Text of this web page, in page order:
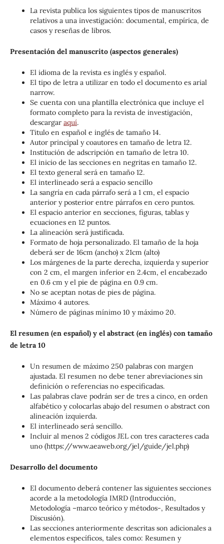
La revista publica los siguientes tipos de manuscritos
relativos a una investigación: documental, empírica, de
casos y reseñas de libros.
Presentación del manuscrito (aspectos generales)
El idioma de la revista es inglés y español.
El tipo de letra a utilizar en todo el documento es arial
narrow.
Se cuenta con una plantilla electrónica que incluye el
formato completo para la revista de investigación,
descargar aquí.
Titulo en español e inglés de tamaño 14.
Autor principal y coautores en tamaño de letra 12.
Institución de adscripción en tamaño de letra 10.
El inicio de las secciones en negritas en tamaño 12.
El texto general será en tamaño 12.
El interlineado será a espacio sencillo
La sangría en cada párrafo será a 1 cm, el espacio
anterior y posterior entre párrafos en cero puntos.
El espacio anterior en secciones, figuras, tablas y
ecuaciones en 12 puntos.
La alineación será justificada.
Formato de hoja personalizado. El tamaño de la hoja
deberá ser de 16cm (ancho) x 21cm (alto)
Los márgenes de la parte derecha, izquierda y superior
con 2 cm, el margen inferior en 2.4cm, el encabezado
en 0.6 cm y el pie de página en 0.9 cm.
No se aceptan notas de pies de página.
Máximo 4 autores.
Número de páginas mínimo 10 y máximo 20.
El resumen (en español) y el abstract (en inglés) con tamaño
de letra 10
Un resumen de máximo 250 palabras con margen
ajustada. El resumen no debe tener abreviaciones sin
definición o referencias no especificadas.
Las palabras clave podrán ser de tres a cinco, en orden
alfabético y colocarlas abajo del resumen o abstract con
alineación izquierda.
El interlineado será sencillo.
Incluir al menos 2 códigos JEL con tres caracteres cada
uno (https://www.aeaweb.org/jel/guide/jel.php)
Desarrollo del documento
El documento deberá contener las siguientes secciones
acorde a la metodología IMRD (Introducción,
Metodología –marco teórico y métodos-, Resultados y
Discusión).
Las secciones anteriormente descritas son adicionales a
elementos específicos, tales como: Resumen y